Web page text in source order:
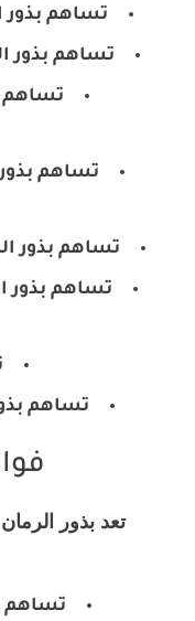
تساهم
تساهم بذور
تساهم
تساهم
تساهم بذور
تساهم بذور
تساهم
تعد بذور
تساهم